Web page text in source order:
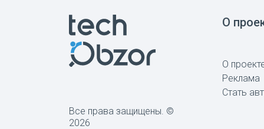
Все права защищены. ©
2026
О
О
Реклама
Стать